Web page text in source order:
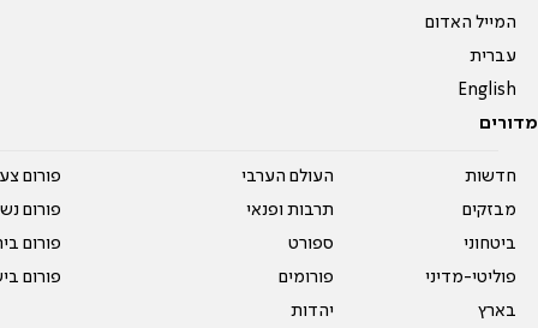
המייל האדום
עברית
English
מדורים
חדשות
מבזקים
ביטחוני
פוליטי-מדיני
בארץ
העולם הערבי
תרבות ופנאי
ספורט
פורומים
יהדות
פורום
פורום
פורום
פורום